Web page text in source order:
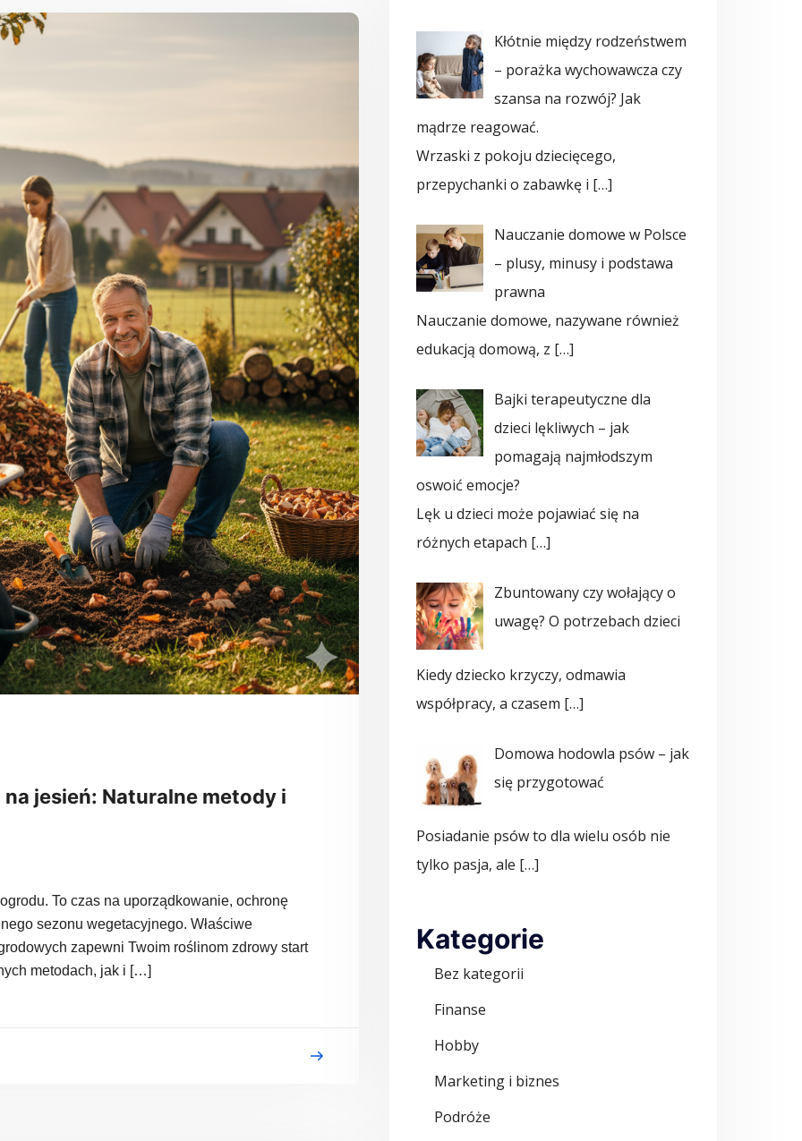
jesień: Naturalne metody i
To czas na uporządkowanie, ochronę
sezonu wegetacyjnego. Właściwe
zapewni Twoim roślinom zdrowy start
metodach, jak i […]
Kłótnie między rodzeństwem
– porażka wychowawcza czy
szansa na rozwój? Jak
mądrze reagować.
Wrzaski z pokoju dziecięcego,
przepychanki o zabawkę i […]
Nauczanie domowe w Polsce
– plusy, minusy i podstawa
prawna
Nauczanie domowe, nazywane również
edukacją domową, z […]
Bajki terapeutyczne dla
dzieci lękliwych – jak
pomagają najmłodszym
oswoić emocje?
Lęk u dzieci może pojawiać się na
różnych etapach […]
Zbuntowany czy wołający o
uwagę? O potrzebach dzieci
Kiedy dziecko krzyczy, odmawia
współpracy, a czasem […]
Domowa hodowla psów – jak
się przygotować
Posiadanie psów to dla wielu osób nie
tylko pasja, ale […]
Kategorie
Bez kategorii
Finanse
Hobby
Marketing i biznes
Podróże